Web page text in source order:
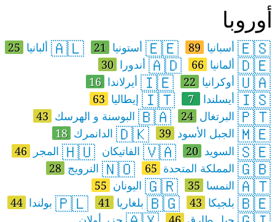
أوروبا
🇪🇸أسبانيا 89
🇪🇪أستونيا 21
🇦🇱ألبانيا 25
🇩🇪ألمانيا 66
🇦🇩أندورا 30
🇺🇦أوكرانيا 22
🇮🇪أيرلاندا 16
🇮🇸أيسلندا 7
🇮🇹إيطاليا 63
🇵🇹البرتغال 24
🇧🇦البوسنة و الهرسك 43
🇲🇪الجبل الأسود 39
🇩🇰الدانمرك 18
🇸🇪السويد 20
🇻🇦الفاتيكان 🇭🇺المجر 46
🇬🇧المملكة المتحدة 65
🇳🇴النرويج 28
🇦🇹النمسا 35
🇬🇷اليونان 55
🇧🇪بلجيكا 43
🇧🇬بلغاريا 41
🇵🇱بولندا 44